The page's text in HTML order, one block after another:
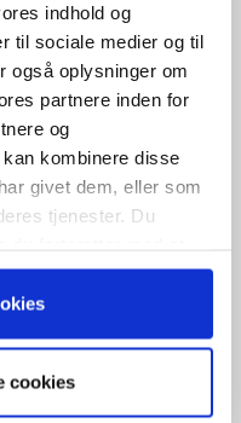
indhold og
til sociale medier og til
også oplysninger om
partnere inden for
og
kombinere disse
givet dem, eller som
tjenester. Du
cookies
Bestyrelsesguidens
via mail.
i din